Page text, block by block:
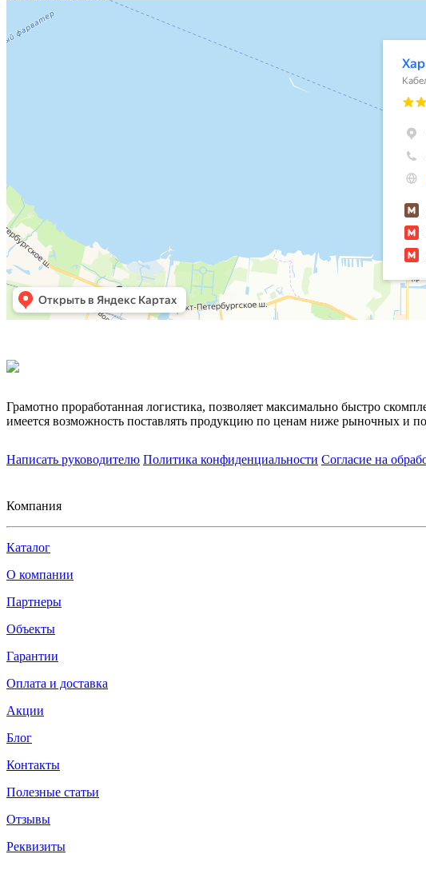
Грамотно проработанная логистика, позволяет максимально быстро
имеется возможность поставлять продукцию по ценам ниже рыночных и
Написать руководителю Политика конфиденциальности Согласие на
Компания
Каталог
О компании
Партнеры
Объекты
Гарантии
Оплата и доставка
Акции
Блог
Контакты
Полезные статьи
Отзывы
Реквизиты